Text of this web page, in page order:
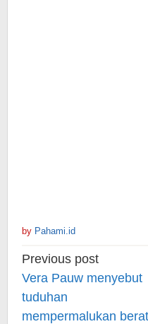
by Pahami.id
Post
navigation
Previous post
Vera Pauw menyebut
tuduhan
mempermalukan berat